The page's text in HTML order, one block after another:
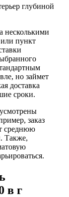
глубиной
несколькими
пункт
но займет
доставка
сроки.
заказ
среднюю
Также,
в г